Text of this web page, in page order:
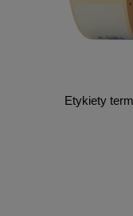
Etykiety